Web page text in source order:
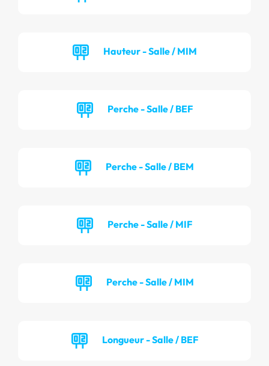
Hauteur - Salle / MIM
Perche - Salle / BEF
Perche - Salle / BEM
Perche - Salle / MIF
Perche - Salle / MIM
Longueur - Salle / BEF